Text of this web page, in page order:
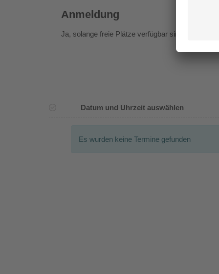
Anmeldung
Ja, solange freie Plätze verfügbar sind